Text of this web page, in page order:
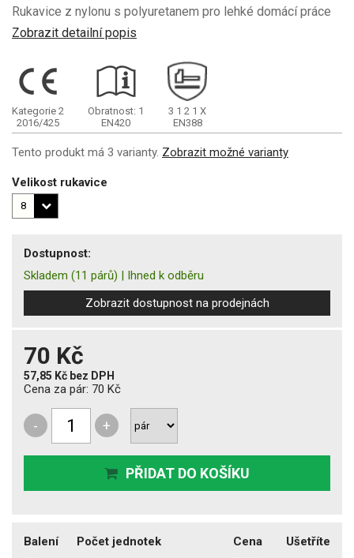
Rukavice z nylonu s polyuretanem pro lehké domácí práce
Zobrazit detailní popis
Kategorie 2
2016/425
Obratnost: 1
EN420
3 1 2 1 X
EN388
Tento produkt má 3 varianty. Zobrazit možné varianty
Velikost rukavice
Dostupnost:
Skladem (11 párů) | Ihned k odběru
Zobrazit dostupnost na prodejnách
70 Kč
57,85 Kč bez DPH
Cena za pár: 70 Kč
- +
PŘIDAT DO KOŠÍKU
Balení Počet jednotek Cena
Ušetříte